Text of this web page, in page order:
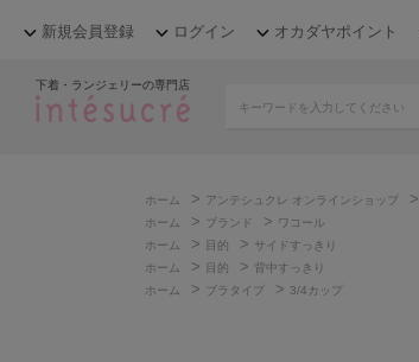
新規会員登録 ログイン オカダヤポイント
下着・ランジェリーの専門店
ホーム > アンテシュクレ オンラインショップ >
ホーム
> ブランド > ワコール
ホーム
> 目的 > サイドすっきり
ホーム
> 目的 >
背中すっきり
ホーム
> ブラタイプ > 3/4カップ